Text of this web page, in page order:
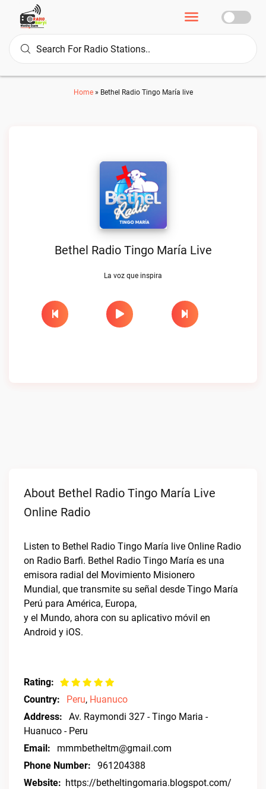
Home» Bethel Radio Tingo María live
Bethel Radio Tingo María Live
La voz que inspira
About Bethel Radio Tingo María Live
Online Radio
Listen to Bethel Radio Tingo María live Online Radio
on Radio Barfi. Bethel Radio Tingo María es una
emisora radial del Movimiento Misionero
Mundial, que transmite su señal desde Tingo María 
Perú para América, Europa,
y el Mundo, ahora con su aplicativo móvil en
Android y iOS.
Rating:
Country:
Peru, Huanuco
Address:
Av. Raymondi 327 - Tingo Maria -
Huanuco - Peru
Email:
mmmbetheltm@gmail.com
Phone Number:
961204388
Website: https://betheltingomaria.blogspot.com/